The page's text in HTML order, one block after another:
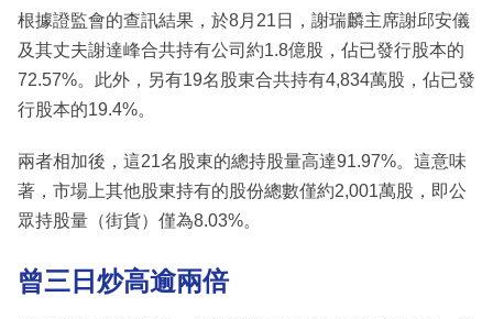
根據證監會的查訊結果，於8月21日，謝瑞麟主席謝邱安儀
及其丈夫謝達峰合共持有公司約1.8億股，佔已發行股本的
72.57%。此外，另有19名股東合共持有4,834萬股，佔已發
行股本的19.4%。
兩者相加後，這21名股東的總持股量高達91.97%。這意味
著，市場上其他股東持有的股份總數僅約2,001萬股，即公
眾持股量（街貨）僅為8.03%。
曾三日炒高逾兩倍